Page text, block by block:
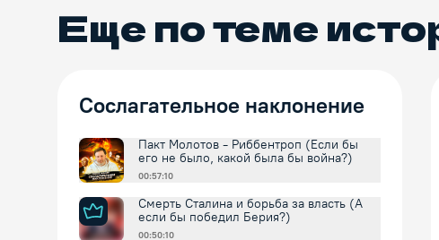
Еще по теме
Сослагательное наклонение
Пакт Молотов - Риббентроп (Если бы
его не было, какой была бы война?)
00:57:10
Смерть Сталина и борьба за власть (А
если бы победил Берия?)
00:50:10